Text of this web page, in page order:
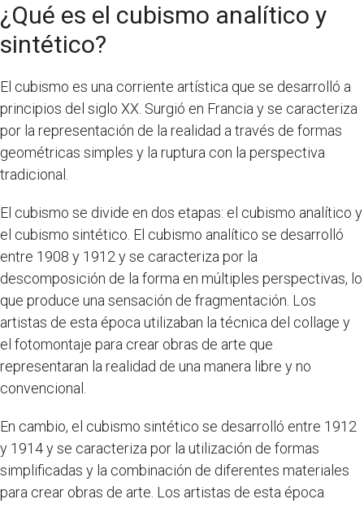
¿Qué es el cubismo analítico y
sintético?
El cubismo es una corriente artística que se desarrolló a
principios del siglo XX. Surgió en Francia y se caracteriza
por la representación de la realidad a través de formas
geométricas simples y la ruptura con la perspectiva
tradicional.
El cubismo se divide en dos etapas: el cubismo analítico y
el cubismo sintético. El cubismo analítico se desarrolló
entre 1908 y 1912 y se caracteriza por la
descomposición de la forma en múltiples perspectivas, lo
que produce una sensación de fragmentación. Los
artistas de esta época utilizaban la técnica del collage y
el fotomontaje para crear obras de arte que
representaran la realidad de una manera libre y no
convencional.
En cambio, el cubismo sintético se desarrolló entre 1912
y 1914 y se caracteriza por la utilización de formas
simplificadas y la combinación de diferentes materiales
para crear obras de arte. Los artistas de esta época